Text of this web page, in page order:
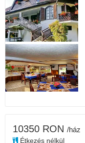
10350 RON /ház
Étkezés nélkül